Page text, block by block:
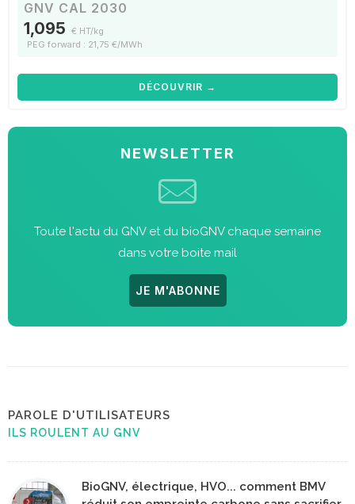
GNV CAL 2030
1,095 € HT/kg
PEG forward : 21,75 €/MWh
DÉCOUVRIR →
NEWSLETTER
Toute l'actu du GNV et du bioGNV chaque semaine
dans votre boite mail
JE M'ABONNE
PAROLE D'UTILISATEURS
ILS ROULENT AU GNV
BioGNV, électrique, HVO... comment BMV